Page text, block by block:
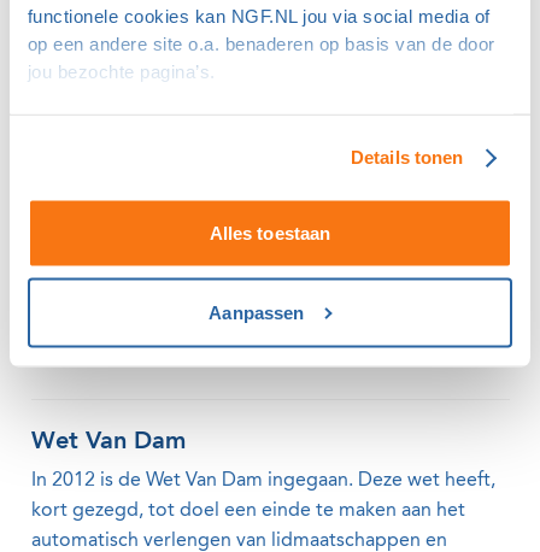
functionele cookies kan NGF.NL jou via social media of
op een andere site o.a. benaderen op basis van de door
jou bezochte pagina’s.
Details tonen
Alles toestaan
Aanpassen
onbelaste vergoedingen geven aan hun werknemers.
De zogenaamde werkkostenregeling, waarmee
werkgevers bijvoorbeeld een kerstpakket of een
‘Leden’) is een apart logo ontwikkeld. Wanneer en hoe
mag je dit logo gebruiken?
Wet Van Dam
In 2012 is de Wet Van Dam ingegaan. Deze wet heeft,
kort gezegd, tot doel een einde te maken aan het
automatisch verlengen van lidmaatschappen en